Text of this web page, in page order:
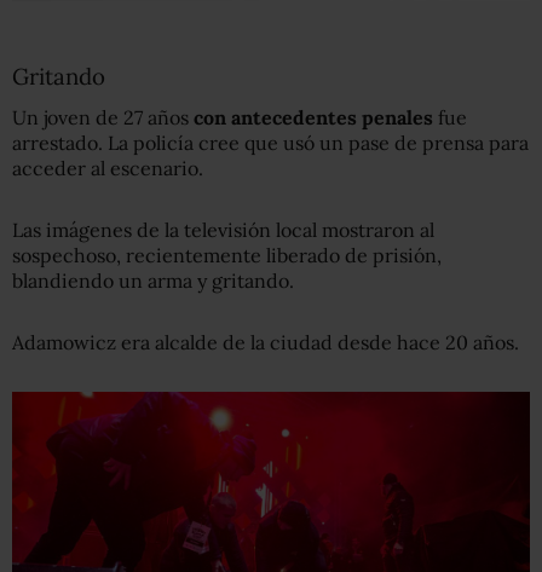
Gritando
Un joven de 27 años con antecedentes penales fue
arrestado. La policía cree que usó un pase de prensa para
acceder al escenario.
Las imágenes de la televisión local mostraron al
sospechoso, recientemente liberado de prisión,
blandiendo un arma y gritando.
Adamowicz era alcalde de la ciudad desde hace 20 años.